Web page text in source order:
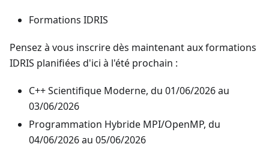
Formations IDRIS
Pensez à vous inscrire dès maintenant aux formations
IDRIS planifiées d'ici à l'été prochain :
C++ Scientifique Moderne, du 01/06/2026 au
03/06/2026
Programmation Hybride MPI/OpenMP, du
04/06/2026 au 05/06/2026